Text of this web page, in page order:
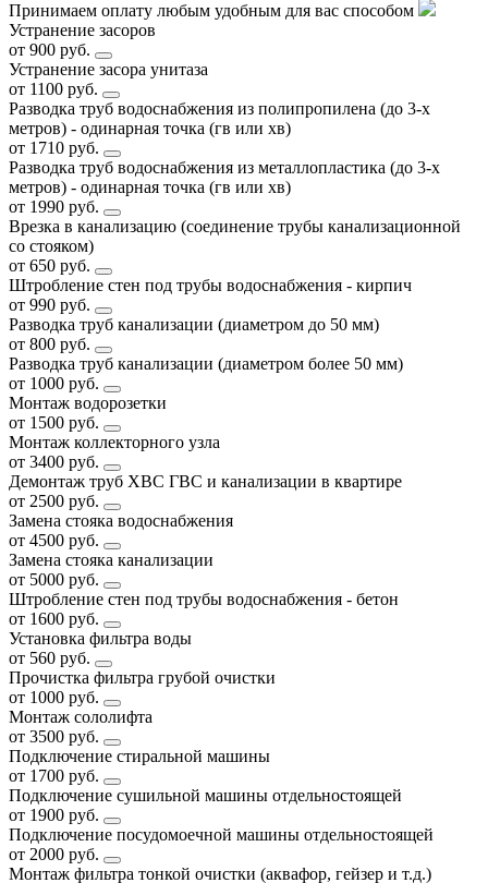
Принимаем оплату любым удобным для вас способом
Устранение засоров
от 900 руб.
Устранение засора унитаза
от 1100 руб.
Разводка труб водоснабжения из полипропилена (до 3-х
метров) - одинарная точка (гв или хв)
от 1710 руб.
Разводка труб водоснабжения из металлопластика (до 3-х
метров) - одинарная точка (гв или хв)
от 1990 руб.
Врезка в канализацию (соединение трубы канализационной
со стояком)
от 650 руб.
Штробление стен под трубы водоснабжения - кирпич
от 990 руб.
Разводка труб канализации (диаметром до 50 мм)
от 800 руб.
Разводка труб канализации (диаметром более 50 мм)
от 1000 руб.
Монтаж водорозетки
от 1500 руб.
Монтаж коллекторного узла
от 3400 руб.
Демонтаж труб ХВС ГВС и канализации в квартире
от 2500 руб.
Замена стояка водоснабжения
от 4500 руб.
Замена стояка канализации
от 5000 руб.
Штробление стен под трубы водоснабжения - бетон
от 1600 руб.
Установка фильтра воды
от 560 руб.
Прочистка фильтра грубой очистки
от 1000 руб.
Монтаж сололифта
от 3500 руб.
Подключение стиральной машины
от 1700 руб.
Подключение сушильной машины отдельностоящей
от 1900 руб.
Подключение посудомоечной машины отдельностоящей
от 2000 руб.
Монтаж фильтра тонкой очистки (аквафор, гейзер и т.д.)